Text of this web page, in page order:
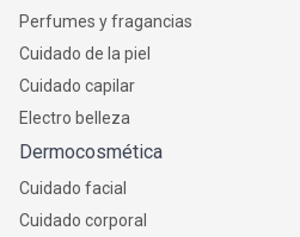
Perfumes y fragancias
Cuidado de la piel
Cuidado capilar
Electro belleza
Dermocosmética
Cuidado facial
Cuidado corporal